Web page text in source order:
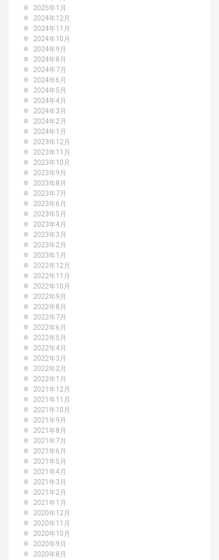
2025年1月
2024年12月
2024年11月
2024年10月
2024年9月
2024年8月
2024年7月
2024年6月
2024年5月
2024年4月
2024年3月
2024年2月
2024年1月
2023年12月
2023年11月
2023年10月
2023年9月
2023年8月
2023年7月
2023年6月
2023年5月
2023年4月
2023年3月
2023年2月
2023年1月
2022年12月
2022年11月
2022年10月
2022年9月
2022年8月
2022年7月
2022年6月
2022年5月
2022年4月
2022年3月
2022年2月
2022年1月
2021年12月
2021年11月
2021年10月
2021年9月
2021年8月
2021年7月
2021年6月
2021年5月
2021年4月
2021年3月
2021年2月
2021年1月
2020年12月
2020年11月
2020年10月
2020年9月
2020年8月